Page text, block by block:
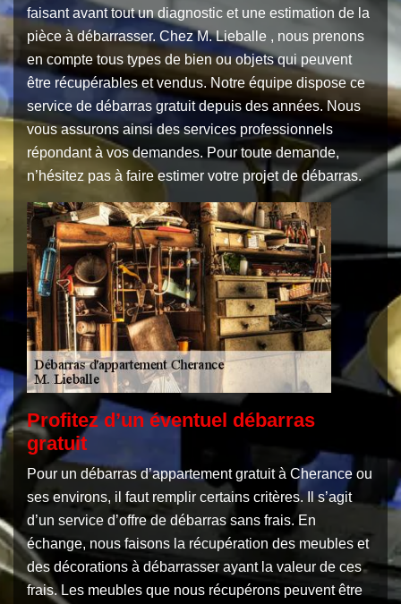
faisant avant tout un diagnostic et une estimation de la
pièce à débarrasser. Chez M. Lieballe , nous prenons
en compte tous types de bien ou objets qui peuvent
être récupérables et vendus. Notre équipe dispose ce
service de débarras gratuit depuis des années. Nous
vous assurons ainsi des services professionnels
répondant à vos demandes. Pour toute demande,
n’hésitez pas à faire estimer votre projet de débarras.
Profitez d’un éventuel débarras
gratuit
Pour un débarras d’appartement gratuit à Cherance ou
ses environs, il faut remplir certains critères. Il s’agit
d’un service d’offre de débarras sans frais. En
échange, nous faisons la récupération des meubles et
des décorations à débarrasser ayant la valeur de ces
frais. Les meubles que nous récupérons peuvent être